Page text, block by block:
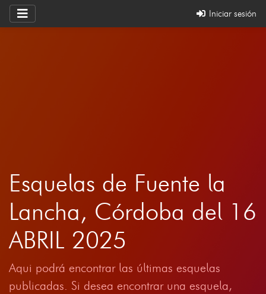
Iniciar sesión
Esquelas de Fuente la
Lancha, Córdoba del 16
ABRIL 2025
Aqui podrá encontrar las últimas esquelas
publicadas. Si desea encontrar una esquela,